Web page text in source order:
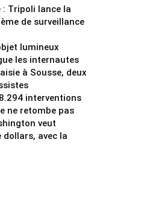
Tripoli lance la
de surveillance
lumineux
les internautes
à Sousse, deux
interventions
ne retombe pas
veut
avec la